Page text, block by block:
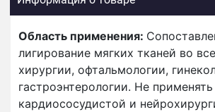
Область применения:
лигирование мягких тканей во
хирургии, офтальмологии,
гастроэнтерологии. Не
кардиососудистой и